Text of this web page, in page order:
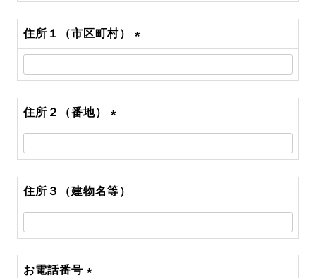
住所１（市区町村）
(必
須)
住所２（番地）
(必
須)
住所３（建物名等）
お電話番号